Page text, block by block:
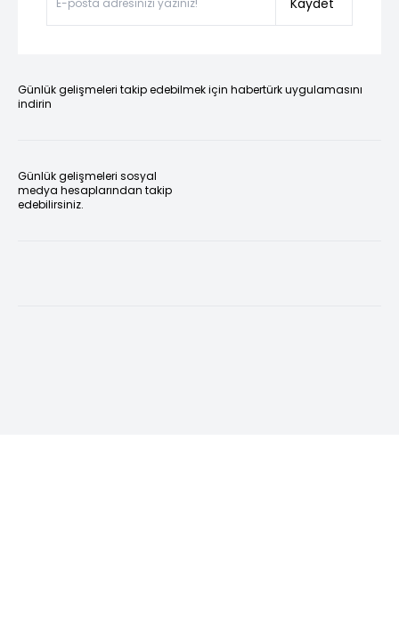
Kaydet
Günlük gelişmeleri takip edebilmek için habertürk uygulamasını
indirin
Günlük gelişmeleri sosyal
medya hesaplarından takip
edebilirsiniz.